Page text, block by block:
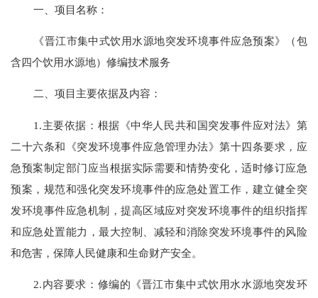
一、项目名称：
《晋江市集中式饮用水源地突发环境事件应急预案》
（包
含四个饮用水源地）修编技术服务
二、项目主要依据及内容：
1.主要依据：根据《中华人民共和国突发事件应对法》第
二十六条和《突发环境事件应急管理办法》第十四条要求，应
急预案制定部门应当根据实际需要和情势变化，适时修订应急
预案，规范和强化突发环境事件的应急处置工作，建立健全突
发环境事件应急机制，提高区域应对突发环境事件的组织指挥
和应急处置能力，最大控制、减轻和消除突发环境事件的风险
和危害，保障人民健康和生命财产安全。
2.内容要求：修编的《晋江市集中式饮用水水源地突发环